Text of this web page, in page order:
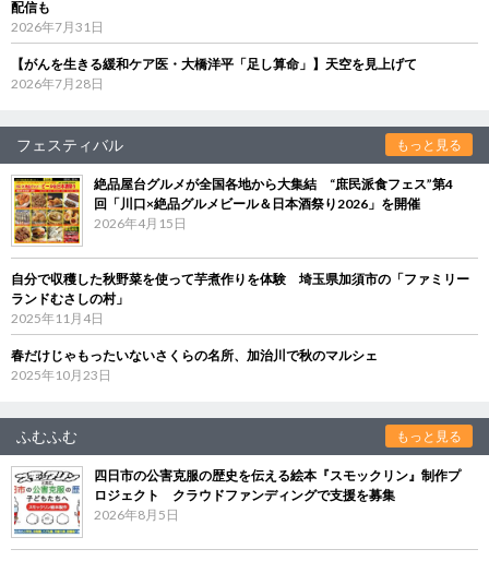
配信も
2026年7月31日
【がんを生きる緩和ケア医・大橋洋平「足し算命」】天空を見上げて
2026年7月28日
フェスティバル もっと見る
絶品屋台グルメが全国各地から大集結 “庶民派食フェス”第4
回「川口×絶品グルメビール＆日本酒祭り2026」を開催
2026年4月15日
自分で収穫した秋野菜を使って芋煮作りを体験 埼玉県加須市の「ファミリー
ランドむさしの村」
2025年11月4日
春だけじゃもったいないさくらの名所、加治川で秋のマルシェ
2025年10月23日
ふむふむ もっと見る
四日市の公害克服の歴史を伝える絵本『スモックリン』制作プ
ロジェクト クラウドファンディングで支援を募集
2026年8月5日